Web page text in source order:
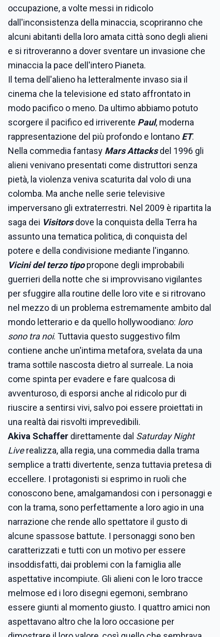
occupazione, a volte messi in ridicolo
dall'inconsistenza della minaccia, scopriranno che
alcuni abitanti della loro amata città sono degli alieni
e si ritroveranno a dover sventare un invasione che
minaccia la pace dell'intero Pianeta.
Il tema dell'alieno ha letteralmente invaso sia il
cinema che la televisione ed stato affrontato in
modo pacifico o meno. Da ultimo abbiamo potuto
scorgere il pacifico ed irriverente Paul, moderna
rappresentazione del più profondo e lontano ET.
Nella commedia fantasy Mars Attacksdel 1996 gli
alieni venivano presentati come distruttori senza
pietà, la violenza veniva scaturita dal volo di una
colomba. Ma anche nelle serie televisive
imperversano gli extraterrestri. Nel 2009 è ripartita la
saga dei Visitorsdove la conquista della Terra ha
assunto una tematica politica, di conquista del
potere e della condivisione mediante l'inganno.
Vicini del terzo tipopropone degli improbabili
guerrieri della notte che si improvvisano vigilantes
per sfuggire alla routine delle loro vite e si ritrovano
nel mezzo di un problema estremamente ambito dal
mondo letterario e da quello hollywoodiano: loro
sono tra noi. Tuttavia questo suggestivo film
contiene anche un'intima metafora, svelata da una
trama sottile nascosta dietro al surreale. La noia
come spinta per evadere e fare qualcosa di
avventuroso, di esporsi anche al ridicolo pur di
riuscire a sentirsi vivi, salvo poi essere proiettati in
una realtà dai risvolti imprevedibili.
Akiva Schaffer direttamente dal Saturday Night
Liverealizza, alla regia, una commedia dalla trama
semplice a tratti divertente, senza tuttavia pretesa di
eccellere. I protagonisti si esprimo in ruoli che
conoscono bene, amalgamandosi con i personaggi e
con la trama, sono perfettamente a loro agio in una
narrazione che rende allo spettatore il gusto di
alcune spassose battute. I personaggi sono ben
caratterizzati e tutti con un motivo per essere
insoddisfatti, dai problemi con la famiglia alle
aspettative incompiute. Gli alieni con le loro tracce
melmose ed i loro disegni egemoni, sembrano
essere giunti al momento giusto. I quattro amici non
aspettavano altro che la loro occasione per